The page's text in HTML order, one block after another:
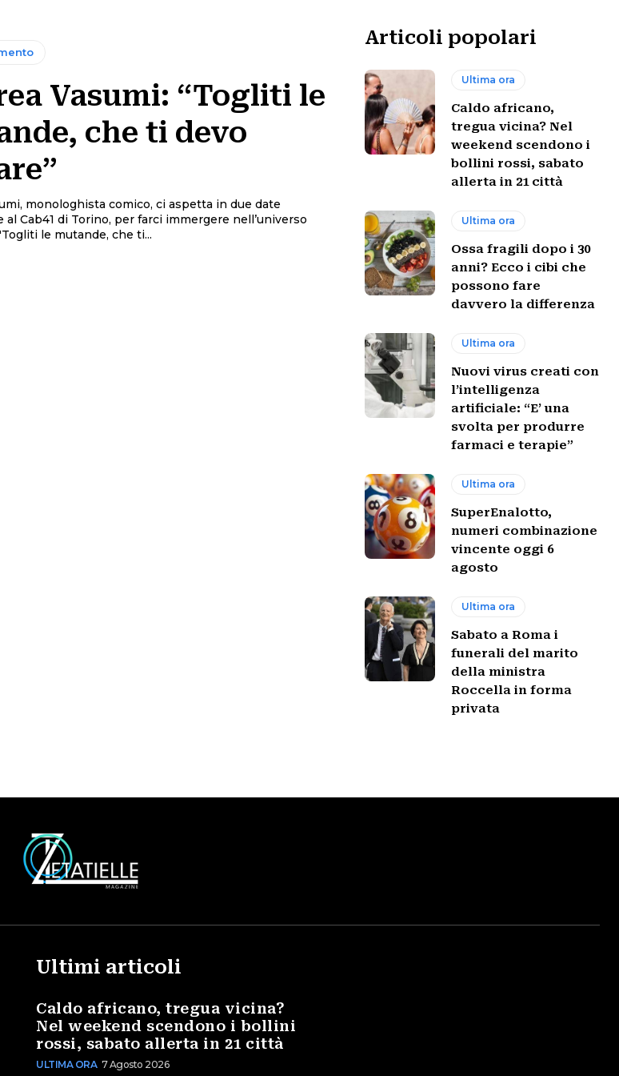
Vasumi: “Togliti le
che ti devo
monologhista comico, ci aspetta in due date
al Cab41 di Torino, per farci immergere nell’universo
"Togliti le mutande, che ti...
Articoli popolari
Ultima ora
Caldo africano,
tregua vicina? Nel
weekend scendono i
bollini rossi, sabato
allerta in 21 città
Ultima ora
Ossa fragili dopo i 30
anni? Ecco i cibi che
possono fare
davvero la differenza
Ultima ora
Nuovi virus creati con
l’intelligenza
artificiale: “E’ una
svolta per produrre
farmaci e terapie”
Ultima ora
SuperEnalotto,
numeri combinazione
vincente oggi 6
agosto
Ultima ora
Sabato a Roma i
funerali del marito
della ministra
Roccella in forma
privata
Ultimi articoli
Caldo africano, tregua vicina?
Nel weekend scendono i bollini
rossi, sabato allerta in 21 città
ULTIMA ORA 7 Agosto 2026